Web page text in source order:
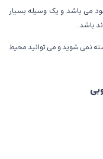
می باشد و یک وسیله بسیار
باشد .
نمی شوید و می توانید محیط